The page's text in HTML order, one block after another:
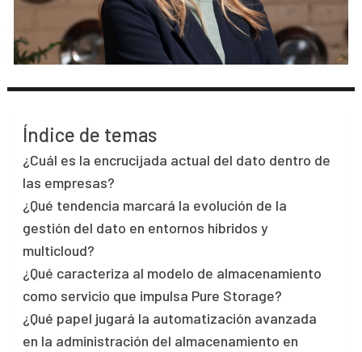
Índice de temas
¿Cuál es la encrucijada actual del dato dentro de
las empresas?
¿Qué tendencia marcará la evolución de la
gestión del dato en entornos híbridos y
multicloud?
¿Qué caracteriza al modelo de almacenamiento
como servicio que impulsa Pure Storage?
¿Qué papel jugará la automatización avanzada
en la administración del almacenamiento en